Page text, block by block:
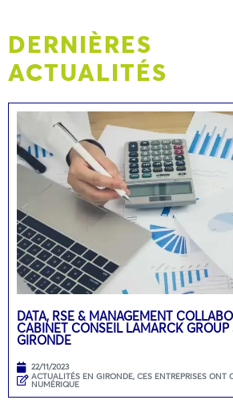
DERNIÈRES
ACTUALITÉS
DATA, RSE & MANAGEMENT
CABINET CONSEIL LAMARCK GROUP
GIRONDE
22/11/2023
ACTUALITÉS EN GIRONDE, CES ENTREPRISES ONT
NUMÉRIQUE